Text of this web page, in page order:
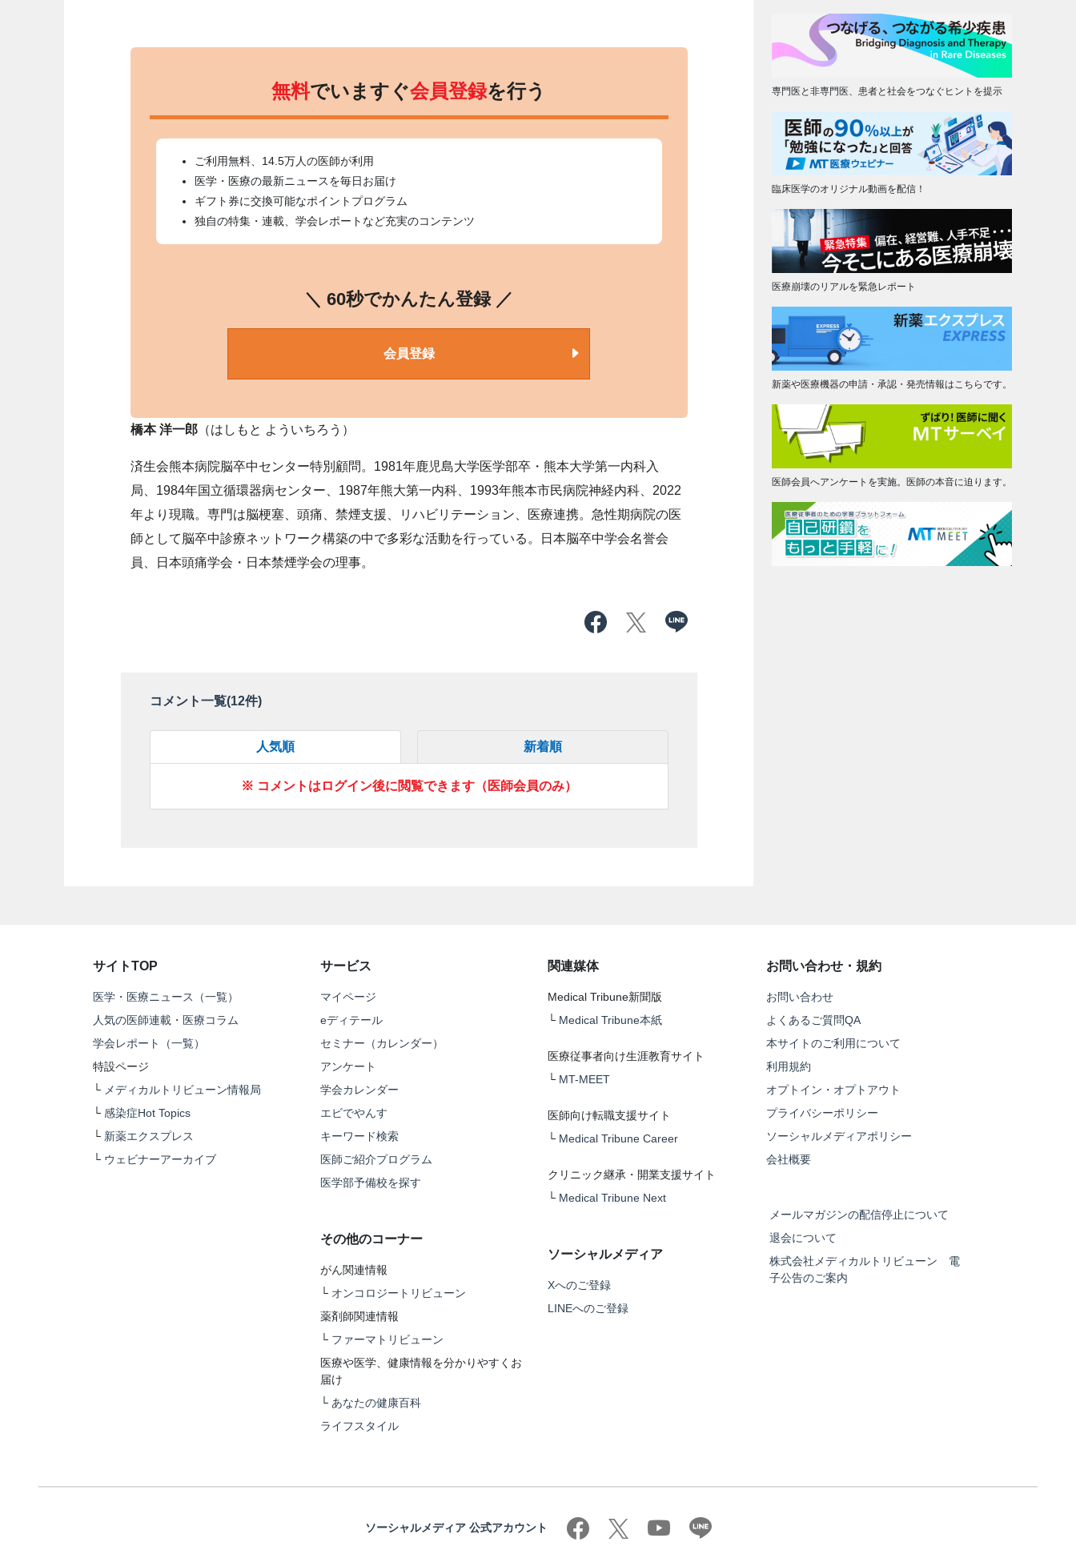
無料でいますぐ会員登録を行う
ご利用無料、14.5万人の医師が利用
医学・医療の最新ニュースを毎日お届け
ギフト券に交換可能なポイントプログラム
独自の特集・連載、学会レポートなど充実のコンテンツ
＼ 60秒でかんたん登録 ／
会員登録
橋本 洋一郎（はしもと よういちろう）
済生会熊本病院脳卒中センター特別顧問。1981年鹿児島大学医学部卒・熊本大学第一内科入
局、1984年国立循環器病センター、1987年熊大第一内科、1993年熊本市民病院神経内科、2022
年より現職。専門は脳梗塞、頭痛、禁煙支援、リハビリテーション、医療連携。急性期病院の医
師として脳卒中診療ネットワーク構築の中で多彩な活動を行っている。日本脳卒中学会名誉会
員、日本頭痛学会・日本禁煙学会の理事。
コメント一覧(12件)
人気順 新着順
※ コメントはログイン後に閲覧できます（医師会員のみ）
専門医と非専門医、患者と社会をつなぐヒントを提示
臨床医学のオリジナル動画を配信！
医療崩壊のリアルを緊急レポート
新薬や医療機器の申請・承認・発売情報はこちらです。
医師会員へアンケートを実施。医師の本音に迫ります。
サイトTOP
医学・医療ニュース（一覧）
人気の医師連載・医療コラム
学会レポート（一覧）
特設ページ
└ メディカルトリビューン情報局
└ 感染症Hot Topics
└ 新薬エクスプレス
└ ウェビナーアーカイブ
サービス
マイページ
eディテール
セミナー（カレンダー）
アンケート
学会カレンダー
エビでやんす
キーワード検索
医師ご紹介プログラム
医学部予備校を探す
その他のコーナー
がん関連情報
└ オンコロジートリビューン
薬剤師関連情報
└ ファーマトリビューン
医療や医学、健康情報を分かりやすくお
届け
└ あなたの健康百科
ライフスタイル
関連媒体
Medical Tribune新聞版
└ Medical Tribune本紙
医療従事者向け生涯教育サイト
└ MT-MEET
医師向け転職支援サイト
└ Medical Tribune Career
クリニック継承・開業支援サイト
└ Medical Tribune Next
ソーシャルメディア
Xへのご登録
LINEへのご登録
お問い合わせ・規約
お問い合わせ
よくあるご質問QA
本サイトのご利用について
利用規約
オプトイン・オプトアウト
プライバシーポリシー
ソーシャルメディアポリシー
会社概要
メールマガジンの配信停止について
退会について
株式会社メディカルトリビューン 電
子公告のご案内
ソーシャルメディア 公式アカウント